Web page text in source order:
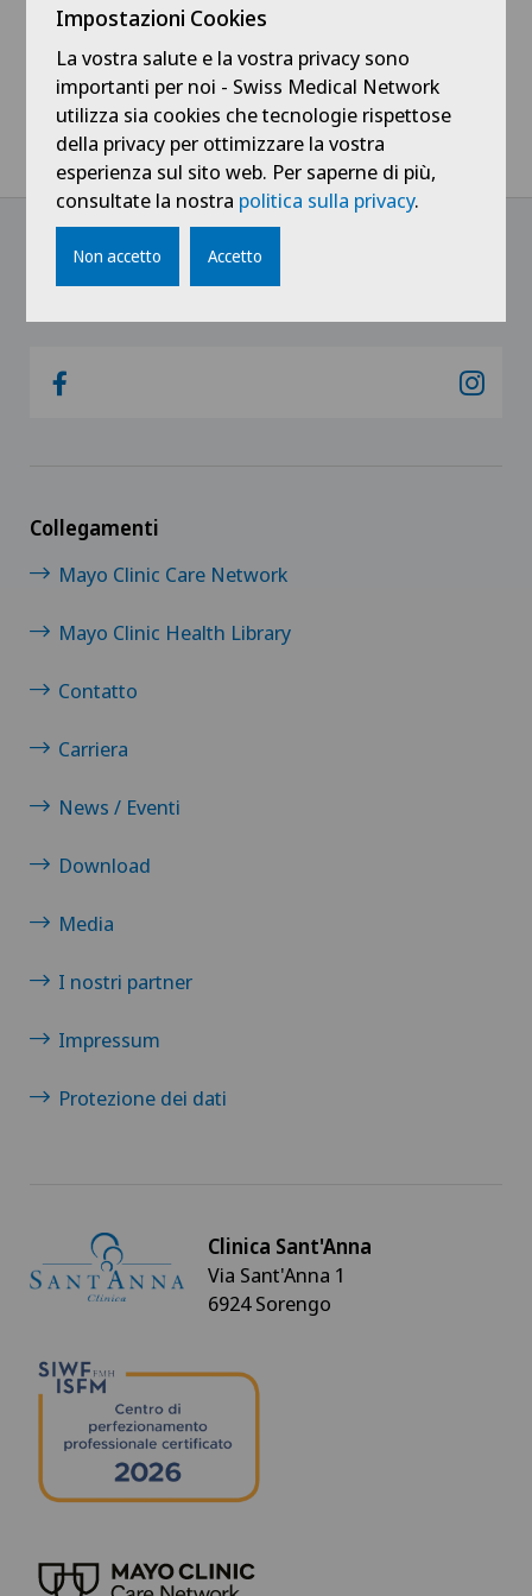
Ospedali
@Follow our news
Collegamenti
Mayo Clinic Care Network
Mayo Clinic Health Library
Contatto
Carriera
News / Eventi
Download
Media
I nostri partner
Impressum
Protezione dei dati
Clinica Sant'Anna
Via Sant'Anna 1
6924 Sorengo
Impostazioni Cookies
La vostra salute e la vostra privacy sono
importanti per noi - Swiss Medical Network
utilizza sia cookies che tecnologie rispettose
della privacy per ottimizzare la vostra
esperienza sul sito web. Per saperne di più,
consultate la nostra politica sulla privacy.
Non accetto Accetto